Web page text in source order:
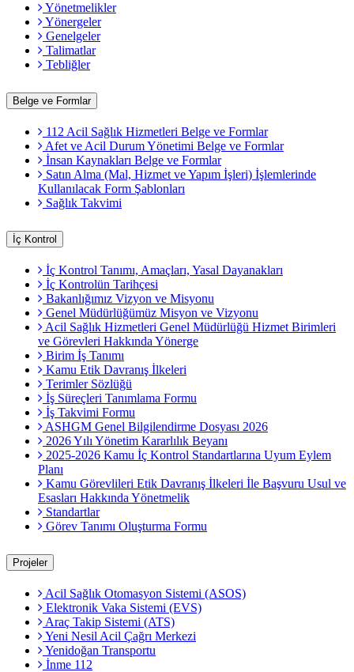
Yönetmelikler
Yönergeler
Genelgeler
Talimatlar
Tebliğler
Belge ve Formlar
112 Acil Sağlık Hizmetleri Belge ve Formlar
Afet ve Acil Durum Yönetimi Belge ve Formlar
İnsan Kaynakları Belge ve Formlar
Satın Alma (Mal, Hizmet ve Yapım İşleri) İşlemlerinde
Kullanılacak Form Şablonları
Sağlık Takvimi
İç Kontrol
İç Kontrol Tanımı, Amaçları, Yasal Dayanakları
İç Kontrolün Tarihçesi
Bakanlığımız Vizyon ve Misyonu
Genel Müdürlüğümüz Misyon ve Vizyonu
Acil Sağlık Hizmetleri Genel Müdürlüğü Hizmet Birimleri
ve Görevleri Hakkında Yönerge
Birim İş Tanımı
Kamu Etik Davranış İlkeleri
Terimler Sözlüğü
İş Süreçleri Tanımlama Formu
İş Takvimi Formu
ASHGM Genel Bilgilendirme Dosyası 2026
2026 Yılı Yönetim Kararlılık Beyanı
2025-2026 Kamu İç Kontrol Standartlarına Uyum Eylem
Planı
Kamu Görevlileri Etik Davranış İlkeleri İle Başvuru Usul ve
Esasları Hakkında Yönetmelik
Standartlar
Görev Tanımı Oluşturma Formu
Projeler
Acil Sağlık Otomasyon Sistemi (ASOS)
Elektronik Vaka Sistemi (EVS)
Araç Takip Sistemi (ATS)
Yeni Nesil Acil Çağrı Merkezi
Yenidoğan Transportu
İnme 112